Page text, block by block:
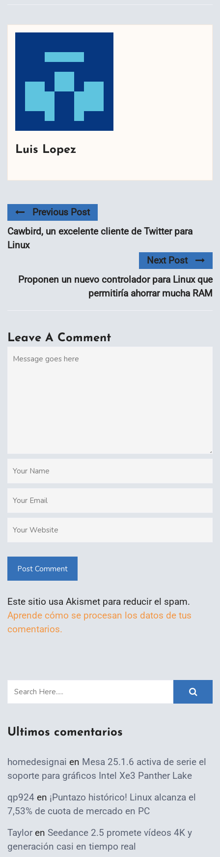
Luis Lopez
Previous Post
Cawbird, un excelente cliente de Twitter para
Linux
Next Post
Proponen un nuevo controlador para Linux que
permitiría ahorrar mucha RAM
Leave A Comment
Post Comment
Este sitio usa Akismet para reducir el spam.
Aprende cómo se procesan los datos de tus
comentarios.
Ultimos comentarios
homedesignai en Mesa 25.1.6 activa de serie el
soporte para gráficos Intel Xe3 Panther Lake
qp924 en ¡Puntazo histórico! Linux alcanza el
7,53% de cuota de mercado en PC
Taylor en Seedance 2.5 promete vídeos 4K y
generación casi en tiempo real